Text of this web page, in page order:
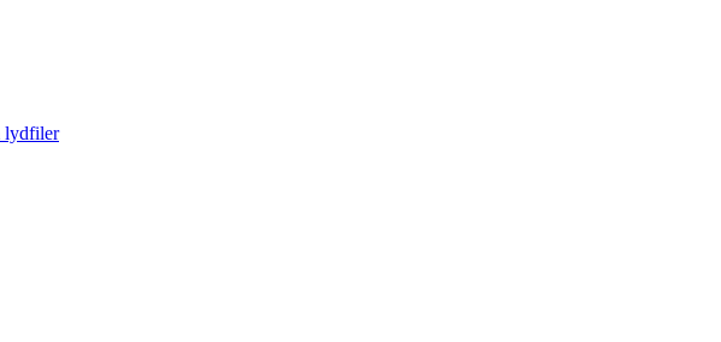
lydfiler